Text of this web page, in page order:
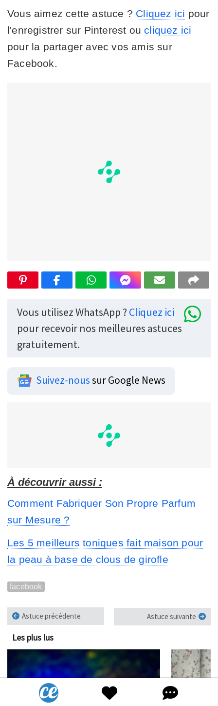
Vous aimez cette astuce ? Cliquez ici pour
l'enregistrer sur Pinterest ou cliquez ici
pour la partager avec vos amis sur
Facebook.
Vous utilisez WhatsApp ? Cliquez ici
pour recevoir nos meilleures astuces
gratuitement.
Suivez-noussur Google News
À découvrir aussi :
Comment Fabriquer Son Propre Parfum
sur Mesure ?
Les 5 meilleurs toniques fait maison pour
la peau à base de clous de girofle
facebook
Astuce précédente Astuce suivante
Les plus lus